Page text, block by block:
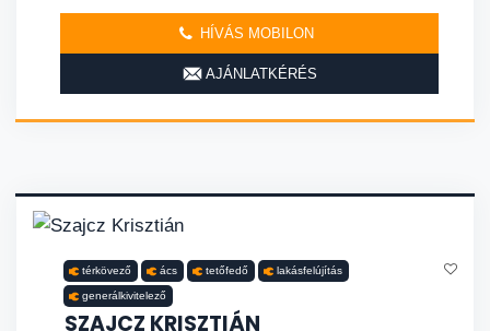
HÍVÁS MOBILON
AJÁNLATKÉRÉS
térkövező ács tetőfedő lakásfelújítás
generálkivitelező
SZAJCZ KRISZTIÁN